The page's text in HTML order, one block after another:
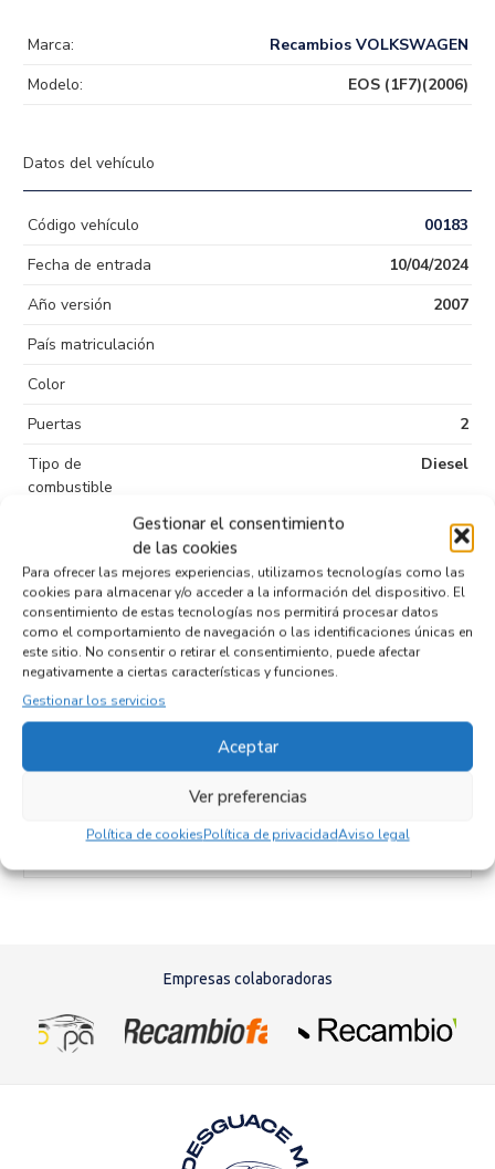
Gestionar el consentimiento
de las cookies
Para ofrecer las mejores experiencias, utilizamos tecnologías como las
cookies para almacenar y/o acceder a la información del dispositivo. El
consentimiento de estas tecnologías nos permitirá procesar datos
como el comportamiento de navegación o las identificaciones únicas en
este sitio. No consentir o retirar el consentimiento, puede afectar
negativamente a ciertas características y funciones.
Gestionar los servicios
Aceptar
Ver preferencias
Política de cookiesPolítica de privacidadAviso legal
Marca:
Recambios VOLKSWAGEN
Modelo:
EOS (1F7)(2006)
Datos del vehículo
Código vehículo
00183
Fecha de entrada
10/04/2024
Año versión
2007
País matriculación
Color
Puertas
2
Tipo de
combustible
Diesel
Código cambio
Productos relacionados
MODULO ELECTRONICO 1K0907530K
Recambios VOLKSWAGENEOS (1F7)(2006)
42,95€ (IVA no incluído)
Empresas colaboradoras